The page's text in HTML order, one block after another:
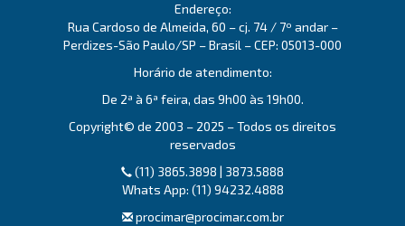
Endereço:
Rua Cardoso de Almeida, 60 – cj. 74 / 7º andar –
Perdizes-São Paulo/SP – Brasil – CEP: 05013-000
Horário de atendimento:
De 2ª à 6ª feira, das 9h00 às 19h00.
Copyright© de 2003 – 2025 – Todos os direitos
reservados
(11) 3865.3898 | 3873.5888
Whats App: (11) 94232.4888
procimar@procimar.com.br